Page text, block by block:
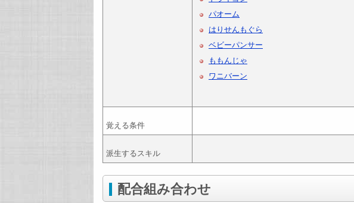
パオーム
はりせんもぐら
ベビーパンサー
ももんじゃ
ワニバーン
覚える条件
派生するスキル
配合組み合わせ